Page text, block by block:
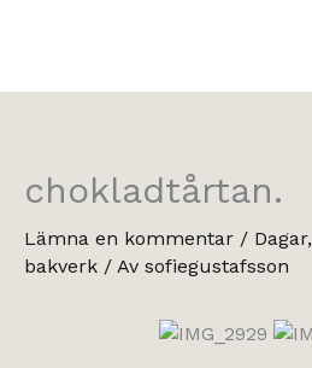
chokladtårtan.
Lämna en kommentar / Dagar,
bakverk / Av sofiegustafsson